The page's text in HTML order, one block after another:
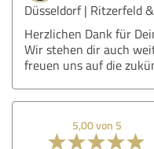
Düsseldorf | Ritzerfeld
Herzlichen Dank für
Wir stehen dir auch
freuen uns auf die
5,00 von 5